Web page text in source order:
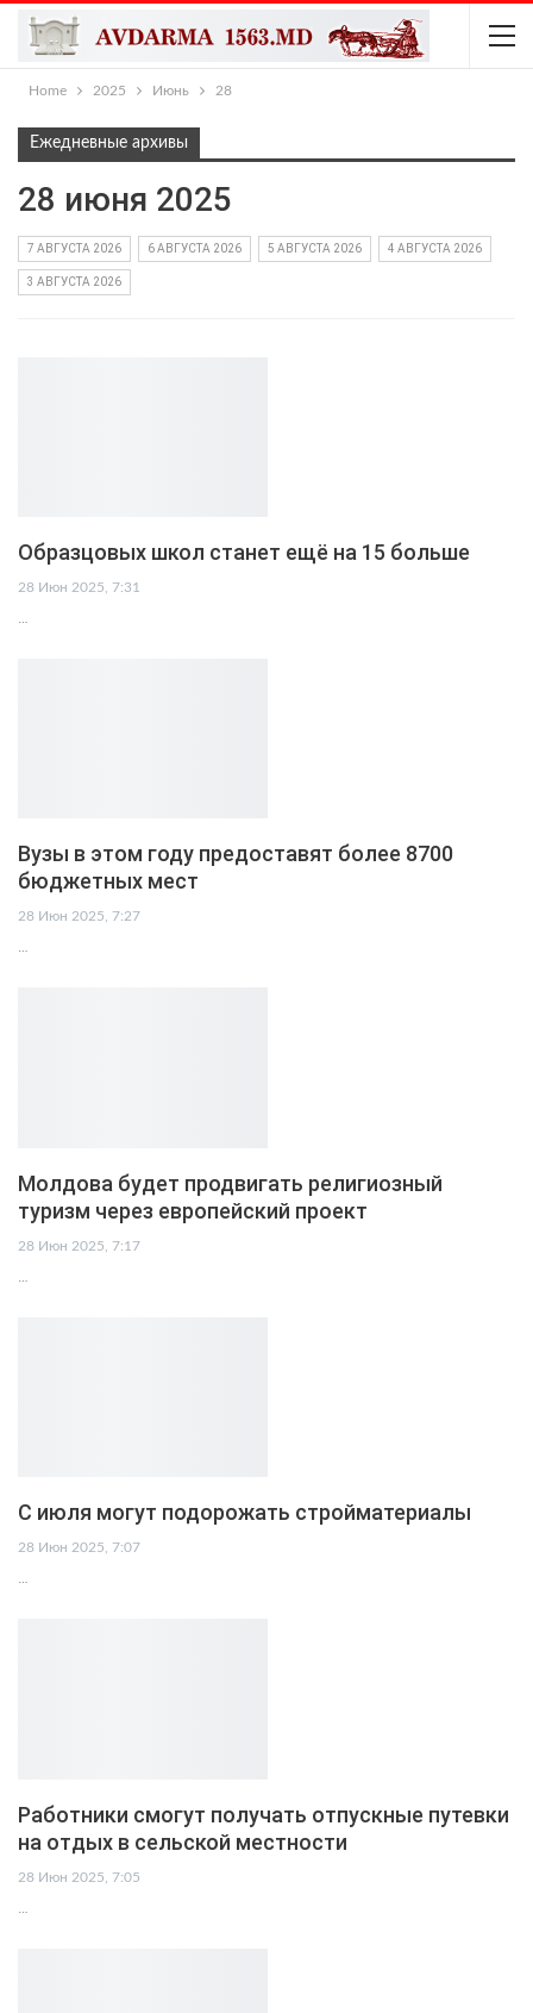
Home 2025 Июнь 28
Ежедневные архивы
28 июня 2025
7 АВГУСТА 2026 6 АВГУСТА 2026 5 АВГУСТА 2026 4 АВГУСТА 2026
3 АВГУСТА 2026
Образцовых школ станет ещё на 15 больше
28 Июн 2025, 7:31
…
Вузы в этом году предоставят более 8700
бюджетных мест
28 Июн 2025, 7:27
…
Молдова будет продвигать религиозный
туризм через европейский проект
28 Июн 2025, 7:17
С июля могут подорожать стройматериалы
28 Июн 2025, 7:07
…
Работники смогут получать отпускные путевки
на отдых в сельской местности
28 Июн 2025, 7:05